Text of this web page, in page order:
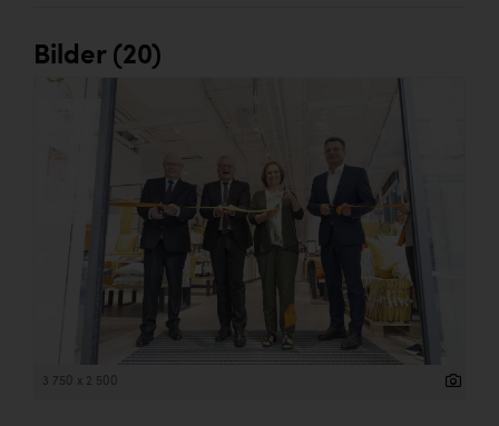
Bilder (20)
3 750 x 2 500